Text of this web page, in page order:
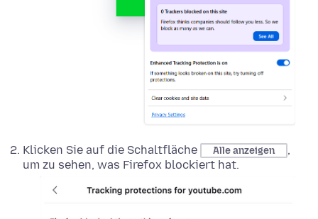
Klicken Sie auf die Schaltfläche Alle anzeigen
,
um zu sehen, was Firefox blockiert hat.